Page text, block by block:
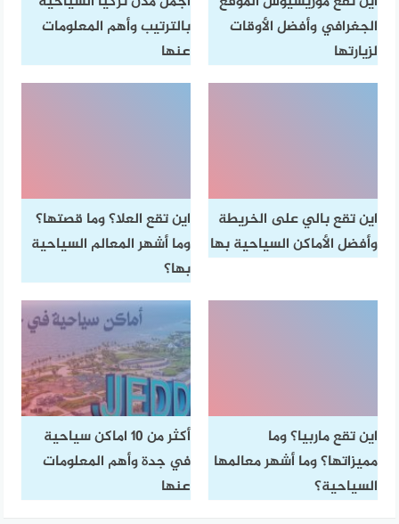
الجغرافي وأفضل الأوقات
لزيارتها
بالترتيب وأهم المعلومات
عنها
اين تقع بالي على الخريطة
وأفضل الأماكن السياحية بها
اين تقع العلا؟ وما قصتها؟
وما أشهر المعالم السياحية
بها؟
اين تقع ماربيا؟ وما
مميزاتها؟ وما أشهر معالمها
السياحية؟
أكثر من 10 اماكن سياحية
في جدة وأهم المعلومات
عنها